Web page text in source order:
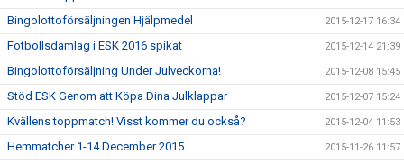
Bingolottoförsäljningen Hjälpmedel 2015-12-17 16:34
Fotbollsdamlag i ESK 2016 spikat 2015-12-14 21:39
Bingolottoförsäljning Under Julveckorna! 2015-12-08 15:45
Stöd ESK Genom att Köpa Dina Julklappar 2015-12-07 15:24
Kvällens toppmatch! Visst kommer du också? 2015-12-04 11:53
Hemmatcher 1-14 December 2015 2015-11-26 11:57